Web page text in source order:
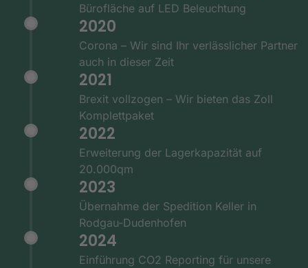
Bürofläche auf LED Beleuchtung
2020
Corona – Wir sind Ihr verlässlicher Partner
auch in dieser Zeit
2021
Brexit vollzogen – Wir bieten das Zoll
Komplettpaket
2022
Erweiterung der Lagerkapazität auf
20.000qm
2023
Übernahme der Spedition Keller in
Rodgau-Dudenhofen
2024
Einführung CO2 Reporting für unsere